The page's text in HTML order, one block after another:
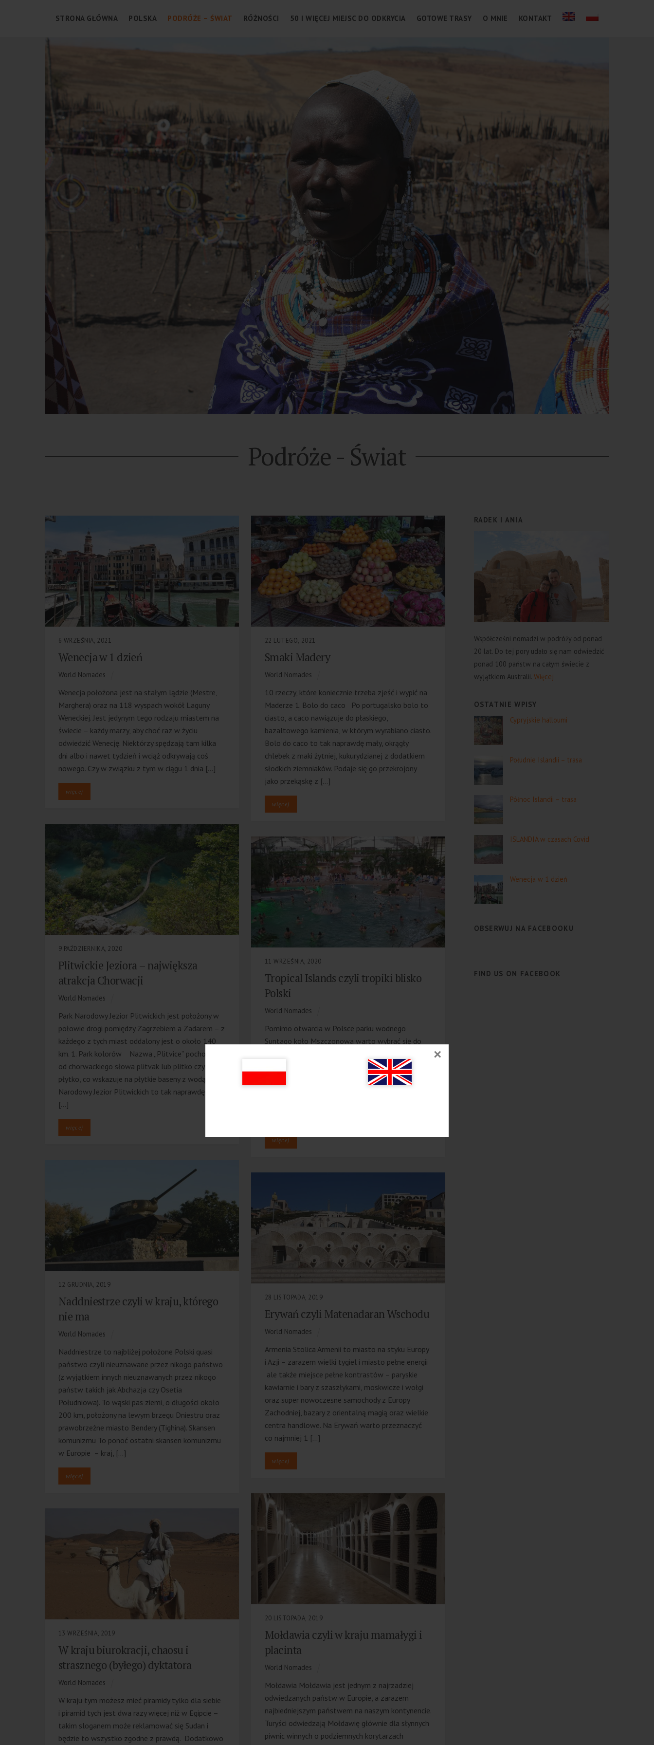
×
STRONA GŁÓWNA POLSKA PODRÓŻE – ŚWIAT RÓŻNOŚCI 50 I WIĘCEJ MIEJSC DO ODKRYCIA GOTOWE TRASY O MNIE KONTAKT
Podróże - Świat
6 WRZEŚNIA, 2021
Wenecja w 1 dzień
World Nomades
Wenecja położona jest na stałym lądzie (Mestre,
Marghera) oraz na 118 wyspach wokół Laguny
Weneckiej. Jest jedynym tego rodzaju miastem na
świecie – każdy marzy, aby choć raz w życiu
odwiedzić Wenecję. Niektórzy spędzają tam kilka
dni albo i nawet tydzień i wciąż odkrywają coś
nowego. Czy w związku z tym w ciągu 1 dnia […]
więcej
22 LUTEGO, 2021
Smaki Madery
World Nomades
10 rzeczy, które koniecznie trzeba zjeść i wypić na
Maderze 1. Bolo do caco Po portugalsko bolo to
ciasto, a caco nawiązuje do płaskiego,
bazaltowego kamienia, w którym wyrabiano ciasto.
Bolo do caco to tak naprawdę mały, okrągły
chlebek z maki żytniej, kukurydzianej z dodatkiem
słodkich ziemniaków. Podaje się go przekrojony
jako przekąskę z […]
więcej
9 PAŹDZIERNIKA, 2020
Plitwickie Jeziora – największa
atrakcja Chorwacji
World Nomades
Park Narodowy Jezior Plitwickich jest położony w
połowie drogi pomiędzy Zagrzebiem a Zadarem – z
każdego z tych miast oddalony jest o około 140
km. 1. Park kolorów Nazwa „Plitvice” pochodzi
od chorwackiego słowa plitvak lub plitko czyli
płytko, co wskazuje na płytkie baseny z wodą. Park
Narodowy Jezior Plitwickich to tak naprawdę 16
[…]
więcej
11 WRZEŚNIA, 2020
Tropical Islands czyli tropiki blisko
Polski
World Nomades
Pomimo otwarcia w Polsce parku wodnego
Suntago koło Mszczonowa warto wybrać się do
„Tropical Islands” w Niemczech. Park ten może być
celem jednodniowych wycieczek z Polski czy też
więcej
12 GRUDNIA, 2019
Naddniestrze czyli w kraju, którego
nie ma
World Nomades
Naddniestrze to najbliżej położone Polski quasi
państwo czyli nieuznawane przez nikogo państwo
(z wyjątkiem innych nieuznawanych przez nikogo
państw takich jak Abchazja czy Osetia
Południowa). To wąski pas ziemi, o długości około
200 km, położony na lewym brzegu Dniestru oraz
prawobrzeżne miasto Bendery (Tighina). Skansen
komunizmu To ponoć ostatni skansen komunizmu
w Europie – kraj, […]
więcej
28 LISTOPADA, 2019
Erywań czyli Matenadaran Wschodu
World Nomades
Armenia Stolica Armenii to miasto na styku Europy
i Azji – zarazem wielki tygiel i miasto pełne energii
ale także miejsce pełne kontrastów – paryskie
kawiarnie i bary z szaszłykami, moskwicze i wołgi
oraz super nowoczesne samochody z Europy
Zachodniej, bazary z orientalną magią oraz wielkie
centra handlowe. Na Erywań warto przeznaczyć
co najmniej 1 […]
więcej
20 LISTOPADA, 2019
Mołdawia czyli w kraju mamałygi i
placinta
World Nomades
Mołdawia Mołdawia jest jednym z najrzadziej
odwiedzanych państw w Europie, a zarazem
najbiedniejszym państwem na naszym kontynencie.
Turyści odwiedzają Mołdawię głównie dla słynnych
piwnic winnych o podziemnych korytarzach
13 WRZEŚNIA, 2019
W kraju biurokracji, chaosu i
strasznego (byłego) dyktatora
World Nomades
W kraju tym możesz mieć piramidy tylko dla siebie
i piramid tych jest dwa razy więcej niż w Egipcie –
takim sloganem może reklamować się Sudan i
będzie to wszystko zgodne z prawdą. Dodatkowo
RADEK I ANIA
Współcześni nomadzi w podróży od ponad
20 lat. Do tej pory udało się nam odwiedzić
ponad 100 państw na całym świecie z
wyjątkiem Australii. Więcej
OSTATNIE WPISY
Cypryjskie halloumi
Południe Islandii – trasa
Północ Islandii – trasa
ISLANDIA w czasach Covid
Wenecja w 1 dzień
OBSERWUJ NA FACEBOOKU
FIND US ON FACEBOOK